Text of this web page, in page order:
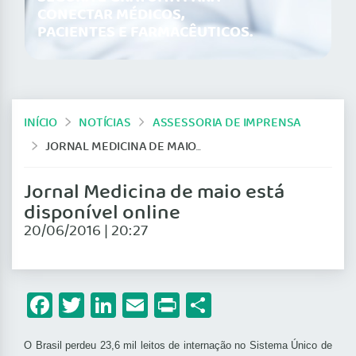
CONECTAR MÉDICOS,
PACIENTES E FARMACÊUTICOS.
INÍCIO NOTÍCIAS
ASSESSORIA DE IMPRENSA
JORNAL MEDICINA DE MAIO ESTÁ DISPONÍVEL ONLINE
Jornal Medicina de maio está
disponível online
20/06/2016 | 20:27
Facebook
Twitter
LinkedIn
Email
Print
O Brasil perdeu 23,6 mil leitos de internação no Sistema Único de